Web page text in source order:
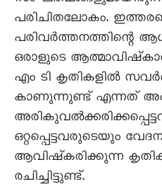
പരിചിതലോകം.
പരിവർത്തനത്തിന്റെ
ഒരാളുടെ
എം ടി കൃതികളിൽ
കാണുന്നുണ്ട് എന്നത്
ഒറ്റപ്പെട്ടവരുടെയും
ആവിഷ്കരിക്കുന്ന
രചിച്ചിട്ടുണ്ട്.